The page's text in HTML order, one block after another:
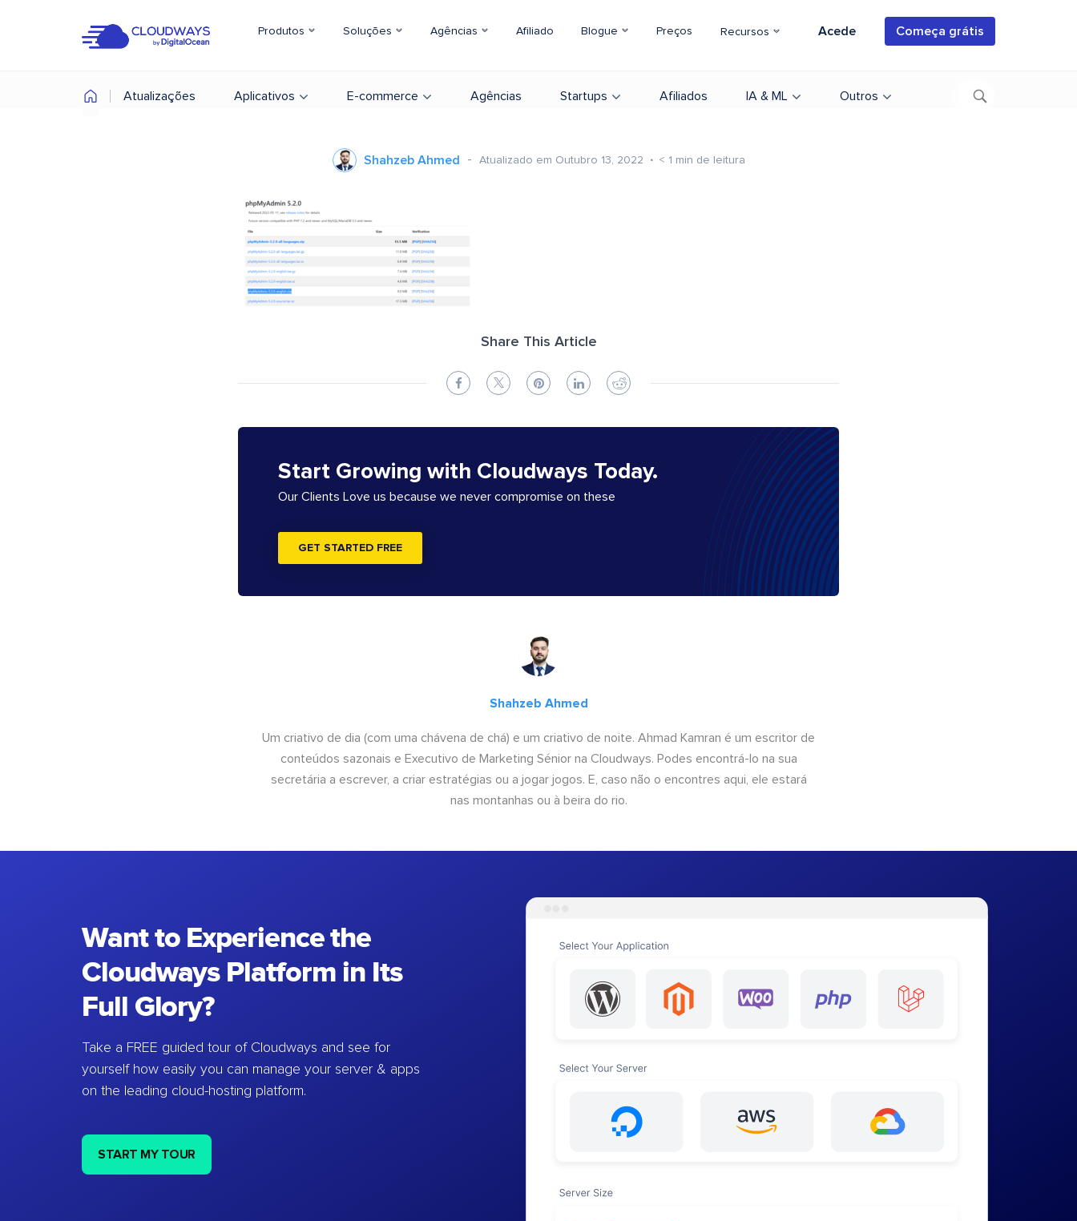
Produtos Soluções Agências Afiliado Blogue Preços Recursos Acede Começa grátis
Atualizações Aplicativos E-commerce Agências Startups Afiliados IA & ML Outros
Shahzeb Ahmed Atualizado em Outubro 13, 2022 < 1 min de leitura
Share This Article
Start Growing with Cloudways Today.
Our Clients Love us because we never compromise on these
GET STARTED FREE
Shahzeb Ahmed
Um criativo de dia (com uma chávena de chá) e um criativo de noite. Ahmad Kamran é um escritor de
conteúdos sazonais e Executivo de Marketing Sénior na Cloudways. Podes encontrá-lo na sua
secretária a escrever, a criar estratégias ou a jogar jogos. E, caso não o encontres aqui, ele estará
nas montanhas ou à beira do rio.
Want to Experience the
Cloudways Platform in Its
Full Glory?
Take a FREE guided tour of Cloudways and see for
yourself how easily you can manage your server & apps
on the leading cloud-hosting platform.
START MY TOUR